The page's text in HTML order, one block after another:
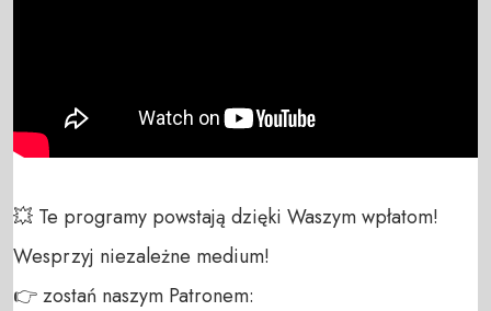
💥 Te programy powstają dzięki Waszym wpłatom!
Wesprzyj niezależne medium!
👉 zostań naszym Patronem: